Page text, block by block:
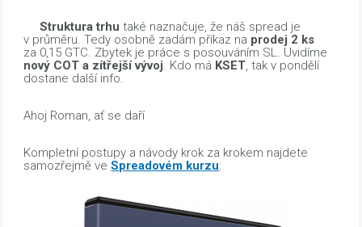
Struktura trhu také naznačuje, že náš spread je
v průměru. Tedy osobně zadám příkaz na prodej 2 ks
za 0,15 GTC. Zbytek je práce s posouváním SL. Uvidíme
nový COT a zítřejší vývoj. Kdo má KSET, tak v pondělí
dostane další info.
Ahoj Roman, ať se daří
Kompletní postupy a návody krok za krokem najdete
samozřejmě veSpreadovém kurzu: